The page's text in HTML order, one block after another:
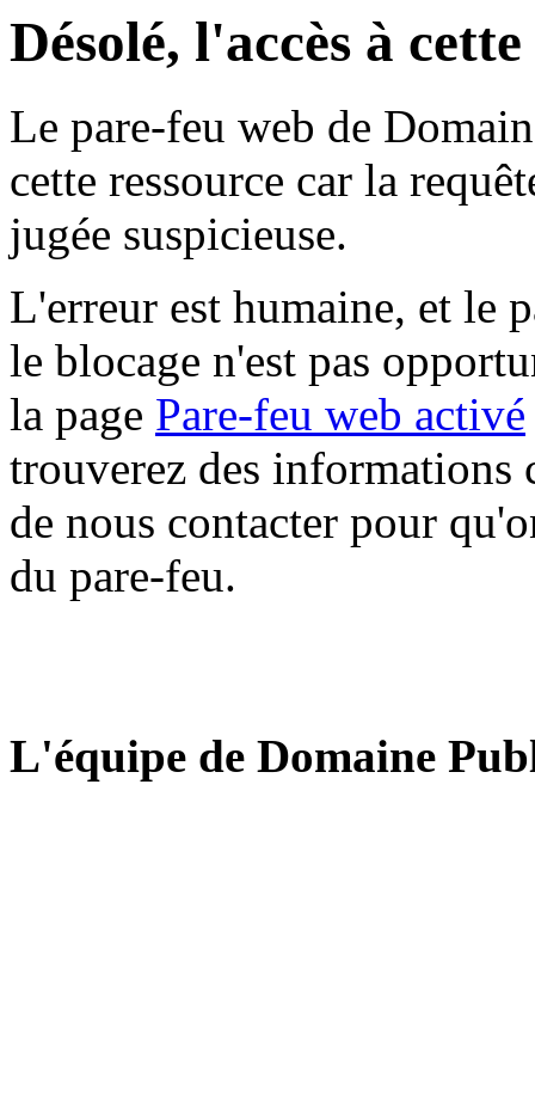
Désolé, l'accès à
Le pare-feu web de
cette ressource car la
jugée suspicieuse.
L'erreur est humaine, et le
le blocage n'est pas
la page Pare-feu web activé
trouverez des informations
de nous contacter pour
du pare-feu.
L'équipe de Domaine